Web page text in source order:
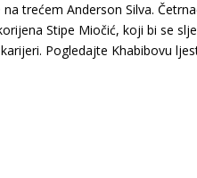
trećem Anderson Silva.
Stipe Miočić, koji bi se
Pogledajte Khabibovu